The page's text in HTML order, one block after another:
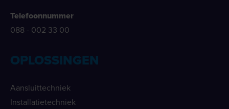
Telefoonnummer
088 - 002 33 00
OPLOSSINGEN
Aansluittechniek
Installatietechniek